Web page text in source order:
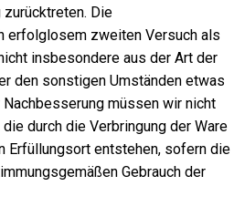
Die
erfolglosem zweiten Versuch als
insbesondere aus der Art der
den sonstigen Umständen etwas
müssen wir nicht
durch die Verbringung der Ware
Erfüllungsort entstehen, sofern die
Gebrauch der